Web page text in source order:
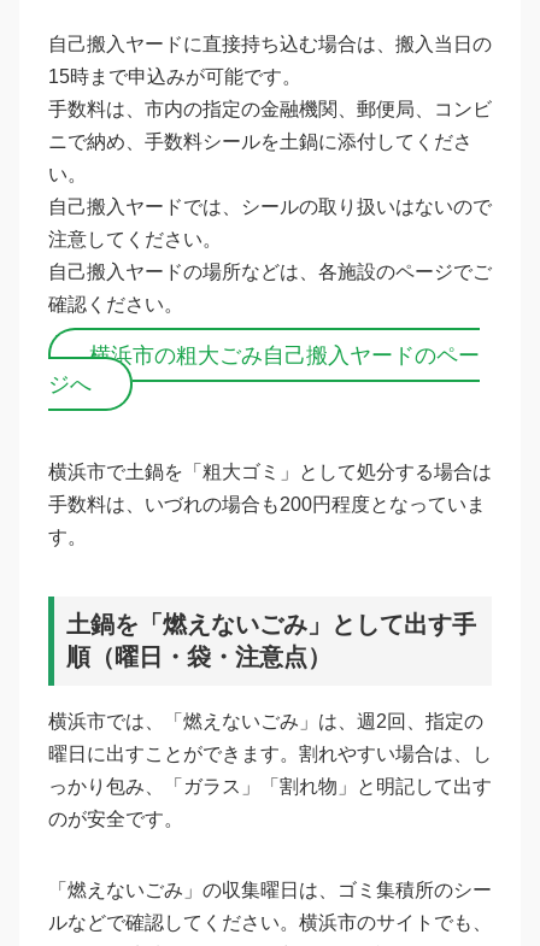
自己搬入ヤードに直接持ち込む場合は、搬入当日の
15時まで申込みが可能です。
手数料は、市内の指定の金融機関、郵便局、コンビ
ニで納め、手数料シールを土鍋に添付してくださ
い。
自己搬入ヤードでは、シールの取り扱いはないので
注意してください。
自己搬入ヤードの場所などは、各施設のページでご
確認ください。
横浜市の粗大ごみ自己搬入ヤードのペー
ジへ
横浜市で土鍋を「粗大ゴミ」として処分する場合は
手数料は、いづれの場合も200円程度となっていま
す。
土鍋を「燃えないごみ」として出す手
順（曜日・袋・注意点）
横浜市では、「燃えないごみ」は、週2回、指定の
曜日に出すことができます。割れやすい場合は、し
っかり包み、「ガラス」「割れ物」と明記して出す
のが安全です。
「燃えないごみ」の収集曜日は、ゴミ集積所のシー
ルなどで確認してください。横浜市のサイトでも、